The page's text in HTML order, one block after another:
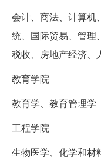
会计、商法、计算机
统、国际贸易、管理
税收、房地产经济、
教育学院
教育学、教育管理学
工程学院
生物医学、化学和材